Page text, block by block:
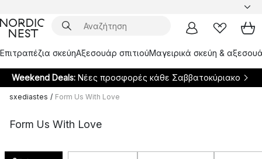
Επιτραπέζια σκεύηΑξεσουάρ σπιτιούΜαγειρικά σκεύη &
Weekend Deals: Νέες προσφορές κάθε Σαββατοκύριακο
sxediastes / Form Us With Love
Form Us With Love